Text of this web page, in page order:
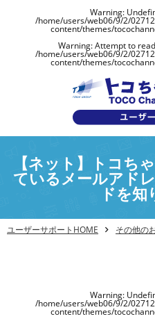
Warning:
/home/users/web06/9/2/
content/themes/
Warning: Attempt to
/home/users/web06/9/2/
content/themes/
【ネット】トコち
ているメールアド
ドを知
ユーザーサポートHOME その他の
Warning:
/home/users/web06/9/2/
content/themes/